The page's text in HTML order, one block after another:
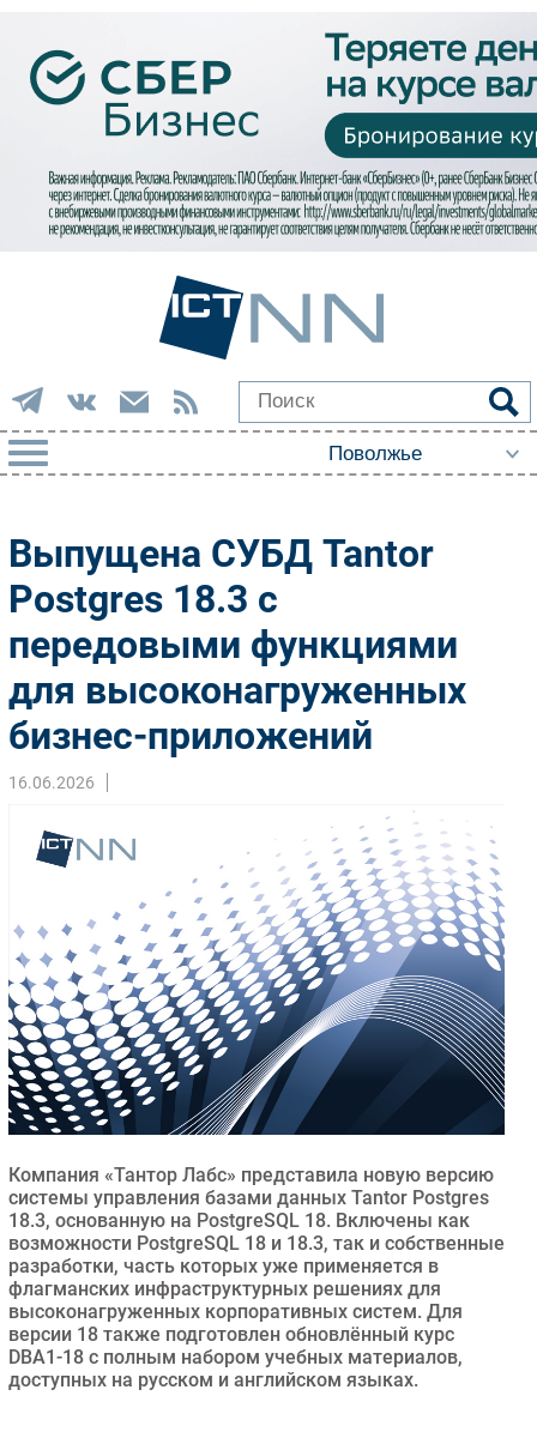
Импорто­замещение
Автоматизация Промышленности
Интернет
Мобильная связь
Фиксированная связь
Интеграция
Рынок ПК
Торговые сети
Оборудование
Outsourcing
Кадры
Регулирование
Финансы
Web
Безопасность
Инновации
CIO/Управление ИТ
Гаджеты
Здоровье
РАЗДЕЛЫ
Новости
Аналитика
Выпущена СУБД Tantor
Postgres 18.3 с
передовыми функциями
для высоконагруженных
бизнес-приложений
16.06.2026
Компания «Тантор Лабс» представила новую версию
системы управления базами данных Tantor Postgres
18.3, основанную на PostgreSQL 18. Включены как
возможности PostgreSQL 18 и 18.3, так и собственные
разработки, часть которых уже применяется в
флагманских инфраструктурных решениях для
высоконагруженных корпоративных систем. Для
версии 18 также подготовлен обновлённый курс
DBA1-18 с полным набором учебных материалов,
доступных на русском и английском языках.